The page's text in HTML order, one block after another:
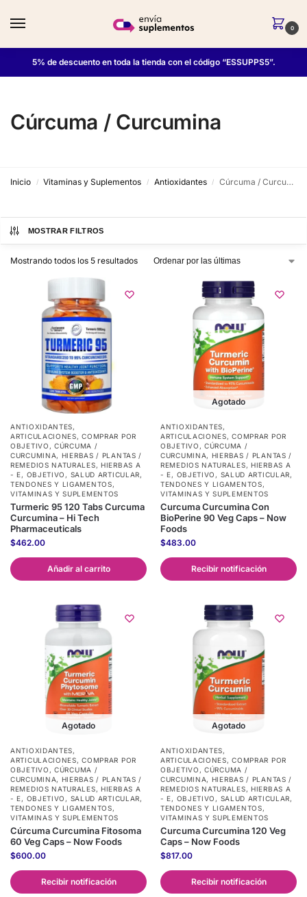
0
5% de descuento en toda la tienda con el código “ESSUPPS5”.
Cúrcuma / Curcumina
Inicio / Vitaminas y Suplementos / Antioxidantes / Cúrcuma / Curcumina
MOSTRAR FILTROS
Mostrando todos los 5 resultados
ANTIOXIDANTES,
ARTICULACIONES,COMPRAR POR
OBJETIVO ,CÚRCUMA /
CURCUMINA, HIERBAS / PLANTAS /
REMEDIOS NATURALES,HIERBAS A
- E, OBJETIVO , SALUD ARTICULAR,
TENDONES Y LIGAMENTOS,
VITAMINAS Y SUPLEMENTOS
Turmeric 95 120 Tabs Curcuma
Curcumina – Hi Tech
Pharmaceuticals
$462.00
Añadir al carrito
Agotado
ANTIOXIDANTES,
ARTICULACIONES,COMPRAR POR
OBJETIVO ,CÚRCUMA /
CURCUMINA, HIERBAS / PLANTAS /
REMEDIOS NATURALES,HIERBAS A
- E, OBJETIVO , SALUD ARTICULAR,
TENDONES Y LIGAMENTOS,
VITAMINAS Y SUPLEMENTOS
Curcuma Curcumina Con
BioPerine 90 Veg Caps – Now
Foods
$483.00
Recibir notificación
Agotado
ANTIOXIDANTES,
ARTICULACIONES,COMPRAR POR
OBJETIVO ,CÚRCUMA /
CURCUMINA, HIERBAS / PLANTAS /
REMEDIOS NATURALES,HIERBAS A
- E, OBJETIVO , SALUD ARTICULAR,
TENDONES Y LIGAMENTOS,
VITAMINAS Y SUPLEMENTOS
Cúrcuma Curcumina Fitosoma
60 Veg Caps – Now Foods
$600.00
Recibir notificación
Agotado
ANTIOXIDANTES,
ARTICULACIONES,COMPRAR POR
OBJETIVO ,CÚRCUMA /
CURCUMINA, HIERBAS / PLANTAS /
REMEDIOS NATURALES,HIERBAS A
- E, OBJETIVO , SALUD ARTICULAR,
TENDONES Y LIGAMENTOS,
VITAMINAS Y SUPLEMENTOS
Curcuma Curcumina 120 Veg
Caps – Now Foods
$817.00
Recibir notificación